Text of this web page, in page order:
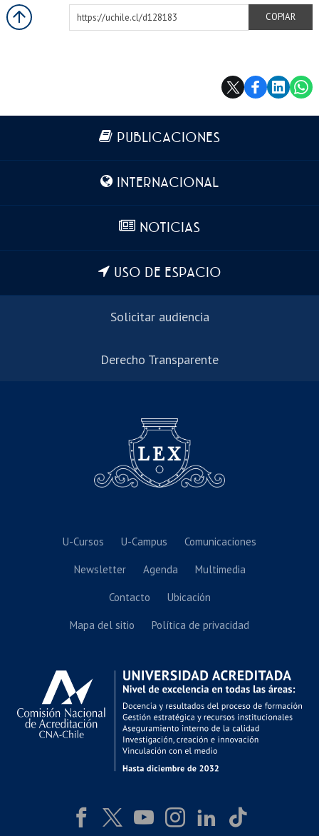
https://uchile.cl/d128183
COPIAR
Más información
PUBLICACIONES
INTERNACIONAL
NOTICIAS
USO DE ESPACIO
Solicitar audiencia
Derecho Transparente
U-Cursos U-Campus Comunicaciones
Newsletter Agenda Multimedia
Contacto Ubicación
Mapa del sitio Política de privacidad